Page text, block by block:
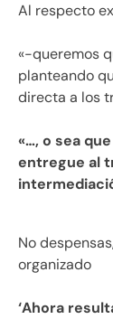
Al respecto
«-queremos
planteando
directa a los
«…, o sea
entregue al
No
organizado
‘Ahora